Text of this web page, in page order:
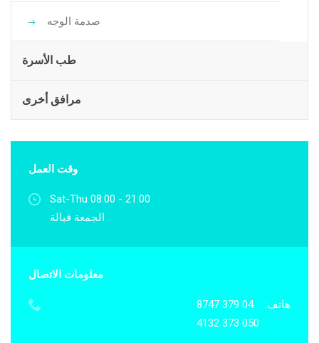
صدمة الوجه
طب الأسرة
مرافق أخرى
وقت العمل
Sat-Thu 08:00 - 21:00
الجمعة قبالة
معلومات الاتصال
هاتف:
04 379 8747
050 373 4132